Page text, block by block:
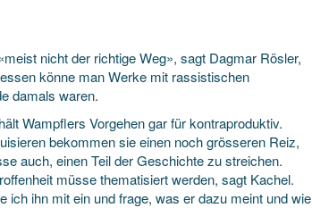
nicht der richtige Weg», sagt Dagmar Rösler,
könne man Werke mit rassistischen
damals waren.
Wampflers Vorgehen gar für kontraproduktiv.
bekommen sie einen noch grösseren Reiz,
auch, einen Teil der Geschichte zu streichen.
müsse thematisiert werden, sagt Kachel.
ich ihn mit ein und frage, was er dazu meint und wie